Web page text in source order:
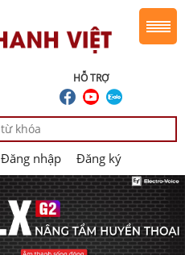
HỖ TRỢ
Đăng nhập Đăng ký